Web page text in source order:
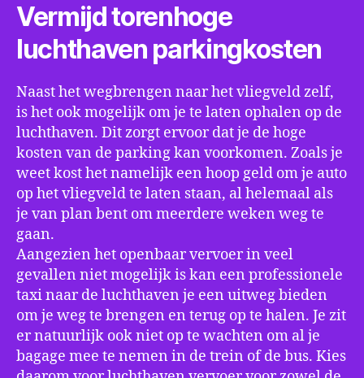
Vermijd torenhoge
luchthaven parkingkosten
Naast het wegbrengen naar het vliegveld zelf,
is het ook mogelijk om je te laten ophalen op de
luchthaven. Dit zorgt ervoor dat je de hoge
kosten van de parking kan voorkomen. Zoals je
weet kost het namelijk een hoop geld om je auto
op het vliegveld te laten staan, al helemaal als
je van plan bent om meerdere weken weg te
gaan.
Aangezien het openbaar vervoer in veel
gevallen niet mogelijk is kan een professionele
taxi naar de luchthaven je een uitweg bieden
om je weg te brengen en terug op te halen. Je zit
er natuurlijk ook niet op te wachten om al je
bagage mee te nemen in de trein of de bus. Kies